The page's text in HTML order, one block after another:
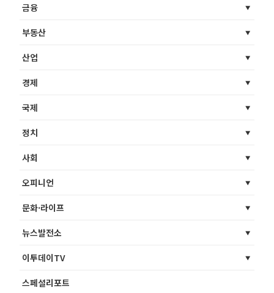
금융
부동산
산업
경제
국제
정치
사회
오피니언
문화·라이프
뉴스발전소
이투데이TV
스페셜리포트